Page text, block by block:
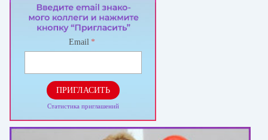
Email *
ПРИГЛАСИТЬ
Статистика приглашений